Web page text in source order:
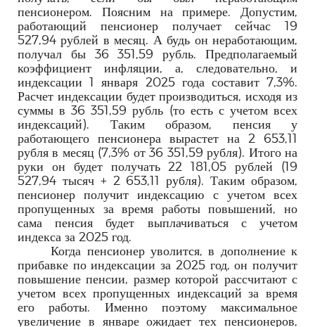
пенсионером. Поясним на примере. Допустим,
работающий пенсионер получает сейчас 19
527,94 рублей в месяц. А будь он неработающим,
получал бы 36 351,59 рубль. Предполагаемый
коэффициент инфляции, а, следовательно, и
индексации 1 января 2025 года составит 7,3%.
Расчет индексации будет производиться, исходя из
суммы в 36 351,59 рубль (то есть с учетом всех
индексаций). Таким образом, пенсия у
работающего пенсионера вырастет на 2 653,11
рубля в месяц (7,3% от 36 351,59 рубля). Итого на
руки он будет получать 22 181,05 рублей (19
527,94 тысяч + 2 653,11 рубля). Таким образом,
пенсионер получит индексацию с учетом всех
пропущенных за время работы повышений, но
сама пенсия будет выплачиваться с учетом
индекса за 2025 год.
Когда пенсионер уволится, в дополнение к
прибавке по индексации за 2025 год, он получит
повышение пенсии, размер которой рассчитают с
учетом всех пропущенных индексаций за время
его работы. Именно поэтому максимальное
увеличение в январе ожидает тех пенсионеров,